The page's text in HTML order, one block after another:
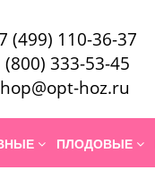
(499) 110-36-37
(800) 333-53-45
hoz.ru
ПЛОДОВЫЕ